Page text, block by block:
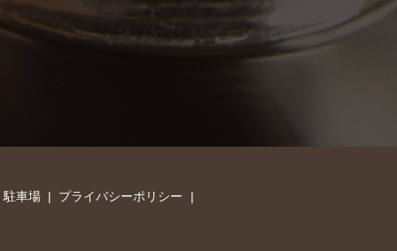
駐車場
プライバシーポリシー